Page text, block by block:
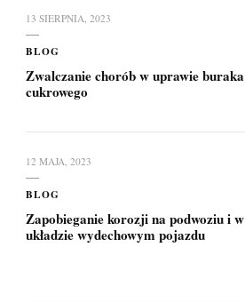
13 SIERPNIA, 2023
BLOG
Zwalczanie chorób w uprawie buraka
cukrowego
12 MAJA, 2023
BLOG
Zapobieganie korozji na podwoziu i w
układzie wydechowym pojazdu